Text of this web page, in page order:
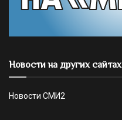
Новости на других сайтах
Новости СМИ2